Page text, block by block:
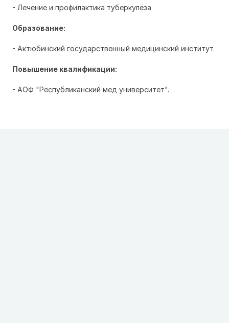
- Лечение и профилактика туберкулёза
Образование:
- Актюбинский государственный медицинский институт.
Повышение квалификации:
- АОФ "Республиканский мед университет".